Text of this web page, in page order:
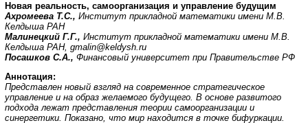
Новая реальность, самоорганизация и управление будущим
Ахромеева Т.С., Институт прикладной математики имени М.В.
Келдыша РАН
Малинецкий Г.Г., Институт прикладной математики имени М.В.
Келдыша РАН, gmalin@keldysh.ru
Посашков С.А., Финансовый университет при Правительстве РФ
Аннотация:
Представлен новый взгляд на современное стратегическое
управление и на образ желаемого будущего. В основе развитого
подхода лежат представления теории самоорганизации и
синергетики. Показано, что мир находится в точке бифуркации.